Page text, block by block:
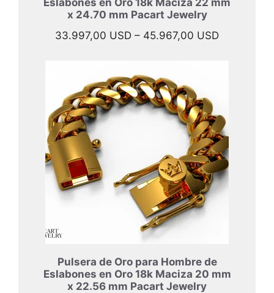
x 24.70 mm Pacart Jewelry
33.997,00 USD – 45.967,00 USDRango
45.967,00
Pulsera de Oro para Hombre de
Eslabones en Oro 18k Maciza 20 mm
x 22.56 mm Pacart Jewelry